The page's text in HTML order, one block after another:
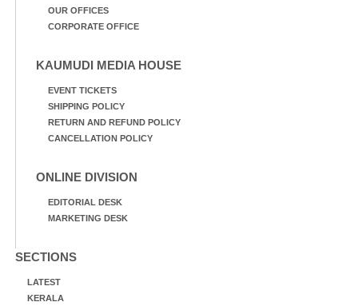
OUR OFFICES
CORPORATE OFFICE
KAUMUDI MEDIA HOUSE
EVENT TICKETS
SHIPPING POLICY
RETURN AND REFUND POLICY
CANCELLATION POLICY
ONLINE DIVISION
EDITORIAL DESK
MARKETING DESK
SECTIONS
LATEST
KERALA